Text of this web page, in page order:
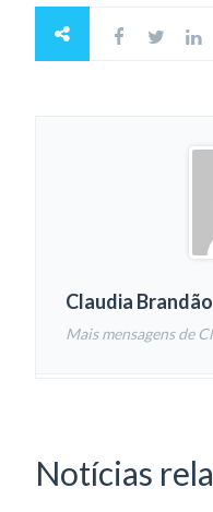
Claudia Brandão
Mais mensagens de
Notícias